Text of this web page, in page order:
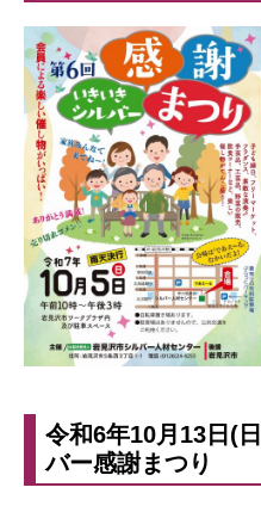
令和6年10月13日(
バー感謝まつり